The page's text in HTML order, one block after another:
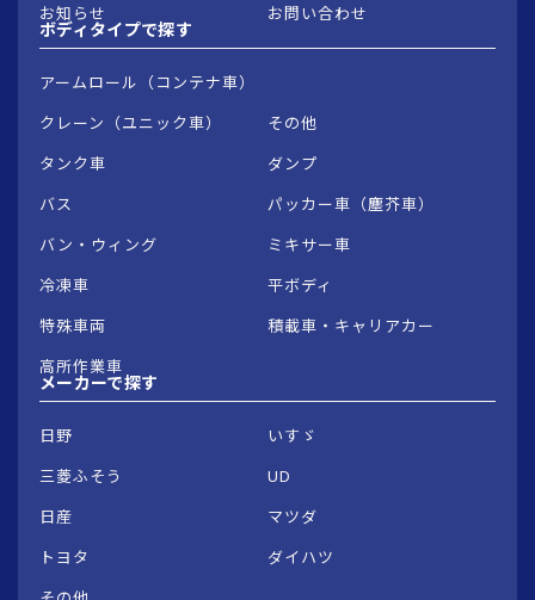
お知らせ
お問い合わせ
ボディタイプで探す
アームロール（コンテナ車）
クレーン（ユニック車）
その他
タンク車
ダンプ
バス
パッカー車（塵芥車）
バン・ウィング
ミキサー車
冷凍車
平ボディ
特殊車両
積載車・キャリアカー
高所作業車
メーカーで探す
日野
いすゞ
三菱ふそう
UD
日産
マツダ
トヨタ
ダイハツ